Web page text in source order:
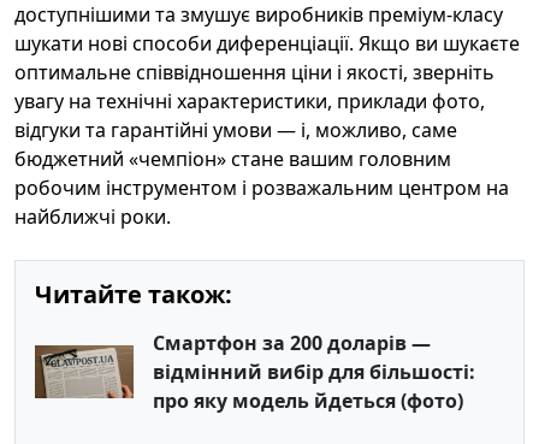
доступнішими та змушує виробників преміум‑класу
шукати нові способи диференціації. Якщо ви шукаєте
оптимальне співвідношення ціни і якості, зверніть
увагу на технічні характеристики, приклади фото,
відгуки та гарантійні умови — і, можливо, саме
бюджетний «чемпіон» стане вашим головним
робочим інструментом і розважальним центром на
найближчі роки.
Читайте також:
Смартфон за 200 доларів —
відмінний вибір для більшості:
про яку модель йдеться (фото)